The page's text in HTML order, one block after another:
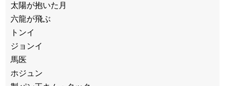
太陽が抱いた月
六龍が飛ぶ
トンイ
ジョンイ
馬医
ホジュン